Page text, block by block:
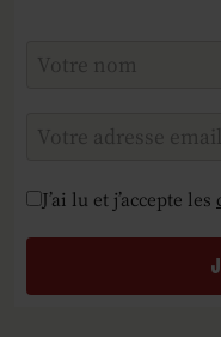
Checkboxes*
J’ai lu et j’accepte les